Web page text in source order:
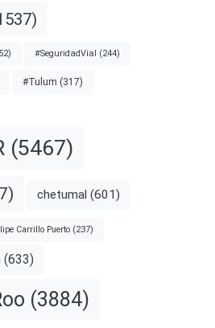
#SeguridadVial (244)
#Tulum (317)
(5467)
chetumal (601)
Carrillo Puerto (237)
(633)
(3884)